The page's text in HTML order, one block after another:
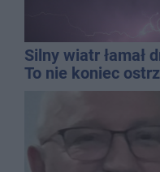
Silny wiatr łamał
To nie koniec